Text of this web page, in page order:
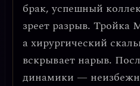
брак, успешный
зреет разрыв. Тройка
а хирургический
вскрывает нарыв.
динамики —